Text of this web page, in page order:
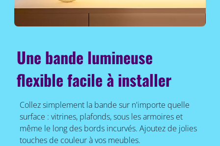
Une bande lumineuse
flexible facile à installer
Collez simplement la bande sur n'importe quelle
surface : vitrines, plafonds, sous les armoires et
même le long des bords incurvés. Ajoutez de jolies
touches de couleur à vos meubles.